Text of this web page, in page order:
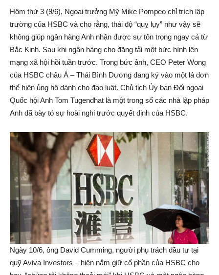
Hôm thứ 3 (9/6), Ngoại trưởng Mỹ Mike Pompeo chỉ trích lập
trường của HSBC và cho rằng, thái độ “quỵ lụy” như vậy sẽ
không giúp ngân hàng Anh nhận được sự tôn trọng ngay cả từ
Bắc Kinh. Sau khi ngân hàng cho đăng tải một bức hình lên
mạng xã hội hồi tuần trước. Trong bức ảnh, CEO Peter Wong
của HSBC châu Á – Thái Bình Dương đang ký vào một lá đơn
thể hiện ủng hộ dành cho đạo luật. Chủ tịch Ủy ban Đối ngoại
Quốc hội Anh Tom Tugendhat là một trong số các nhà lập pháp
Anh đã bày tỏ sự hoài nghi trước quyết định của HSBC.
Ngày 10/6, ông David Cumming, người phụ trách đầu tư tại
quỹ Aviva Investors – hiện nắm giữ cổ phần của HSBC cho